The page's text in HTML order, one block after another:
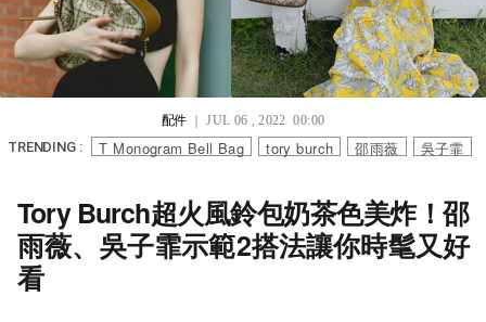
配件｜ JUL 06 , 2022 00:00
TRENDING : T Monogram Bell Bag tory burch 邵雨薇 吳子霏
Tory Burch超火風鈴包奶茶色美炸！邵
雨薇、吳子霏示範2搭法讓你時髦又好
看